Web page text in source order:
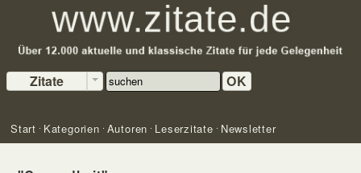
Zitate OK
Start Kategorien Autoren Leserzitate Newsletter